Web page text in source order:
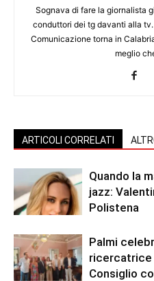
Sognava di fare la giornalista
conduttori dei tg davanti alla
Comunicazione torna in
meglio
ARTICOLI CORRELATI
Quando la
jazz:
Polistena
Palmi
ricercatrice
Consiglio